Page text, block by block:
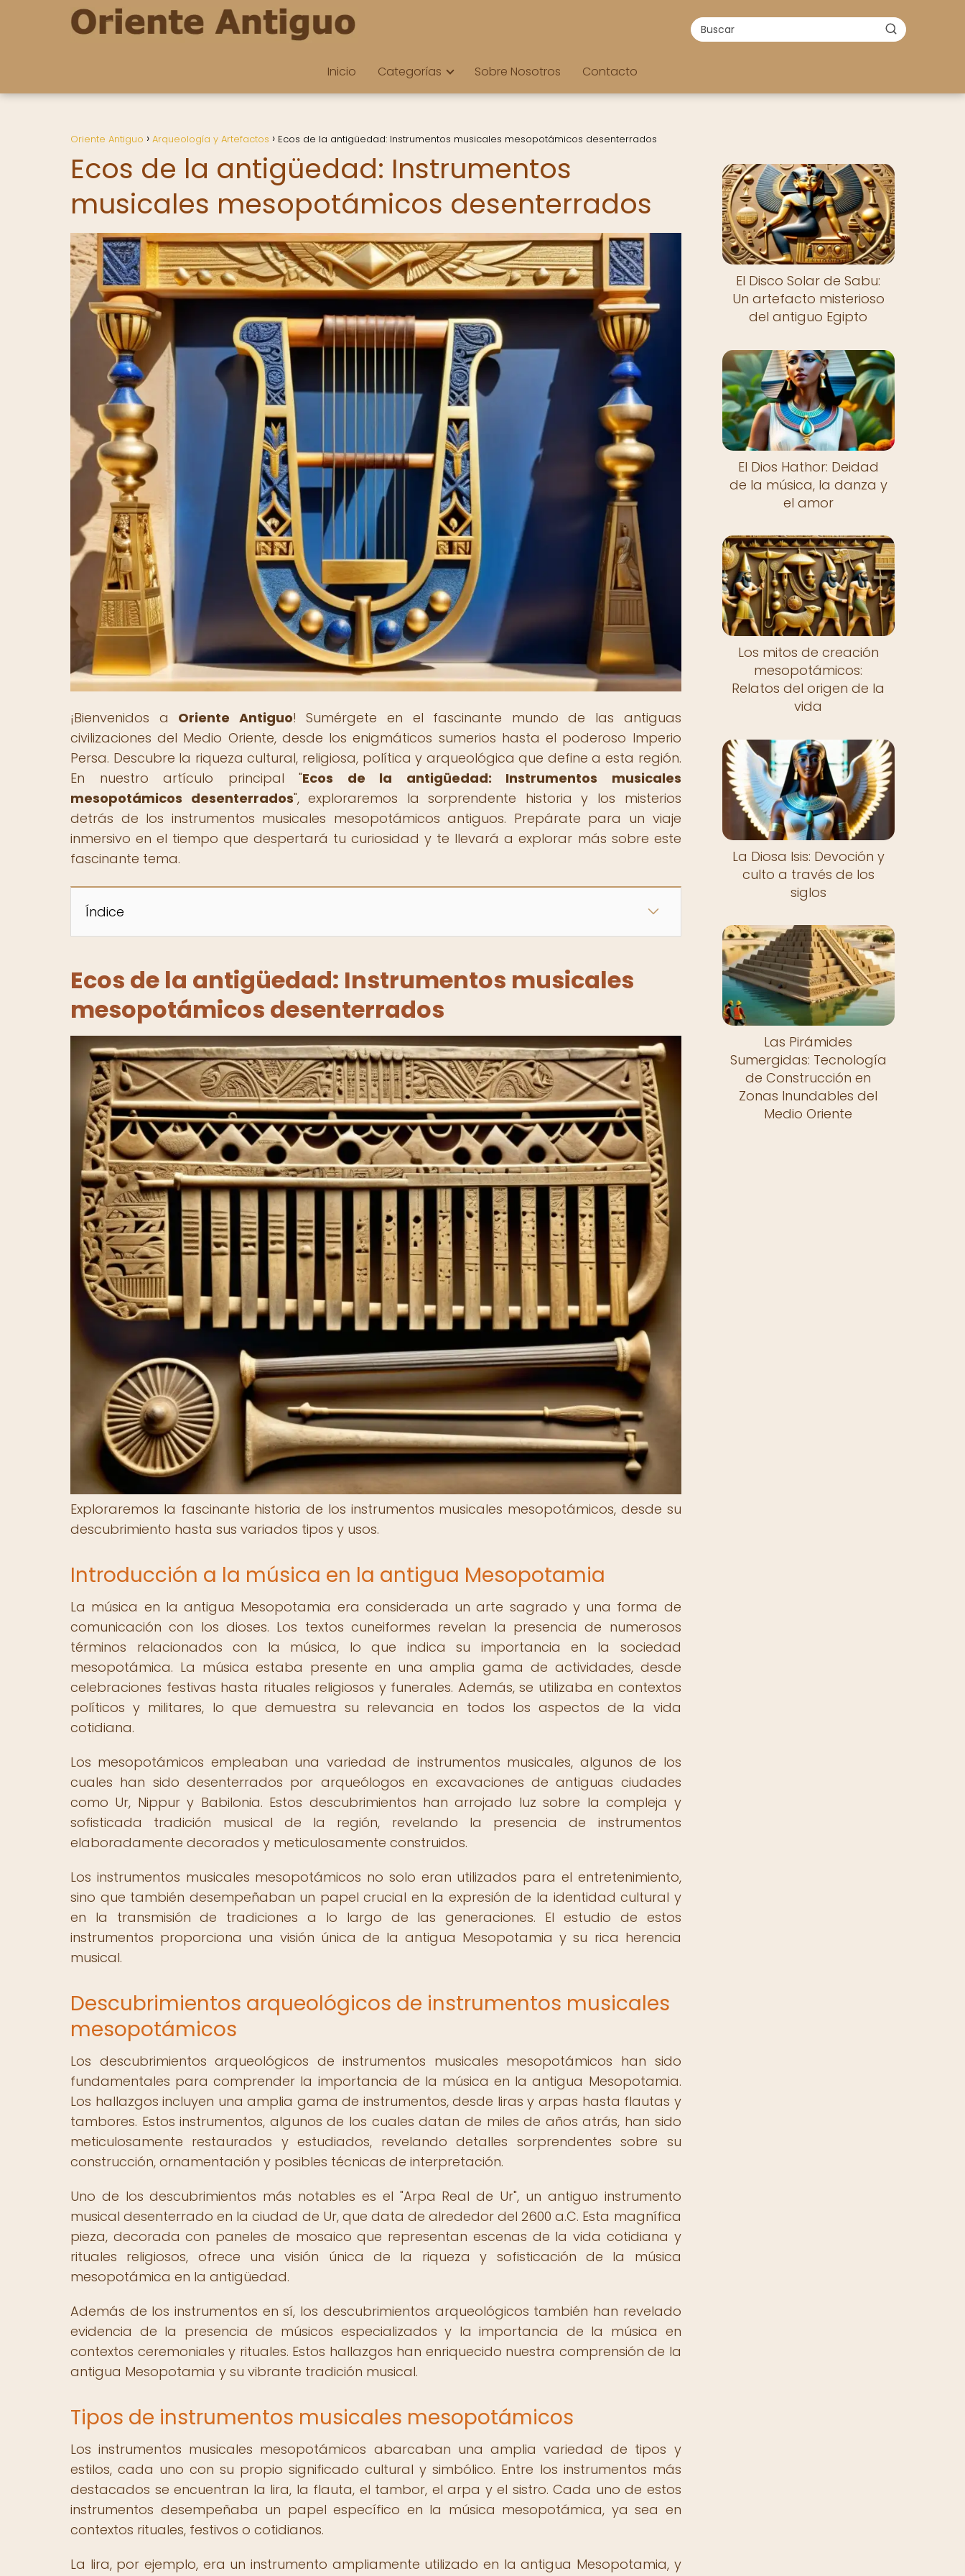
Inicio Categorías Sobre Nosotros Contacto
Oriente Antiguo Arqueología y Artefactos Ecos de la antigüedad: Instrumentos musicales mesopotámicos desenterrados
Ecos de la antigüedad: Instrumentos
musicales mesopotámicos desenterrados
¡Bienvenidos a Oriente Antiguo! Sumérgete en el fascinante mundo de las antiguas
civilizaciones del Medio Oriente, desde los enigmáticos sumerios hasta el poderoso Imperio
Persa. Descubre la riqueza cultural, religiosa, política y arqueológica que define a esta región.
En nuestro artículo principal "Ecos de la antigüedad: Instrumentos musicales
mesopotámicos desenterrados", exploraremos la sorprendente historia y los misterios
detrás de los instrumentos musicales mesopotámicos antiguos. Prepárate para un viaje
inmersivo en el tiempo que despertará tu curiosidad y te llevará a explorar más sobre este
fascinante tema.
Índice
Ecos de la antigüedad: Instrumentos musicales
mesopotámicos desenterrados
Exploraremos la fascinante historia de los instrumentos musicales mesopotámicos, desde su
descubrimiento hasta sus variados tipos y usos.
Introducción a la música en la antigua Mesopotamia
La música en la antigua Mesopotamia era considerada un arte sagrado y una forma de
comunicación con los dioses. Los textos cuneiformes revelan la presencia de numerosos
términos relacionados con la música, lo que indica su importancia en la sociedad
mesopotámica. La música estaba presente en una amplia gama de actividades, desde
celebraciones festivas hasta rituales religiosos y funerales. Además, se utilizaba en contextos
políticos y militares, lo que demuestra su relevancia en todos los aspectos de la vida
cotidiana.
Los mesopotámicos empleaban una variedad de instrumentos musicales, algunos de los
cuales han sido desenterrados por arqueólogos en excavaciones de antiguas ciudades
como Ur, Nippur y Babilonia. Estos descubrimientos han arrojado luz sobre la compleja y
sofisticada tradición musical de la región, revelando la presencia de instrumentos
elaboradamente decorados y meticulosamente construidos.
Los instrumentos musicales mesopotámicos no solo eran utilizados para el entretenimiento,
sino que también desempeñaban un papel crucial en la expresión de la identidad cultural y
en la transmisión de tradiciones a lo largo de las generaciones. El estudio de estos
instrumentos proporciona una visión única de la antigua Mesopotamia y su rica herencia
musical.
Descubrimientos arqueológicos de instrumentos musicales
mesopotámicos
Los descubrimientos arqueológicos de instrumentos musicales mesopotámicos han sido
fundamentales para comprender la importancia de la música en la antigua Mesopotamia.
Los hallazgos incluyen una amplia gama de instrumentos, desde liras y arpas hasta flautas y
tambores. Estos instrumentos, algunos de los cuales datan de miles de años atrás, han sido
meticulosamente restaurados y estudiados, revelando detalles sorprendentes sobre su
construcción, ornamentación y posibles técnicas de interpretación.
Uno de los descubrimientos más notables es el "Arpa Real de Ur", un antiguo instrumento
musical desenterrado en la ciudad de Ur, que data de alrededor del 2600 a.C. Esta magnífica
pieza, decorada con paneles de mosaico que representan escenas de la vida cotidiana y
rituales religiosos, ofrece una visión única de la riqueza y sofisticación de la música
mesopotámica en la antigüedad.
Además de los instrumentos en sí, los descubrimientos arqueológicos también han revelado
evidencia de la presencia de músicos especializados y la importancia de la música en
contextos ceremoniales y rituales. Estos hallazgos han enriquecido nuestra comprensión de la
antigua Mesopotamia y su vibrante tradición musical.
Tipos de instrumentos musicales mesopotámicos
Los instrumentos musicales mesopotámicos abarcaban una amplia variedad de tipos y
estilos, cada uno con su propio significado cultural y simbólico. Entre los instrumentos más
destacados se encuentran la lira, la flauta, el tambor, el arpa y el sistro. Cada uno de estos
instrumentos desempeñaba un papel específico en la música mesopotámica, ya sea en
contextos rituales, festivos o cotidianos.
La lira, por ejemplo, era un instrumento ampliamente utilizado en la antigua Mesopotamia, y
El Disco Solar de Sabu:
Un artefacto misterioso
del antiguo Egipto
El Dios Hathor: Deidad
de la música, la danza y
el amor
Los mitos de creación
mesopotámicos:
Relatos del origen de la
vida
La Diosa Isis: Devoción y
culto a través de los
siglos
Las Pirámides
Sumergidas: Tecnología
de Construcción en
Zonas Inundables del
Medio Oriente